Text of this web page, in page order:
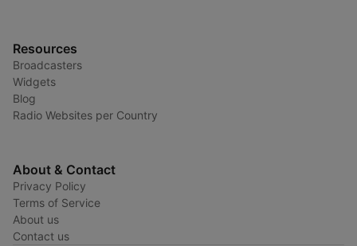
Resources
Broadcasters
Widgets
Blog
Radio Websites per Country
About & Contact
Privacy Policy
Terms of Service
About us
Contact us